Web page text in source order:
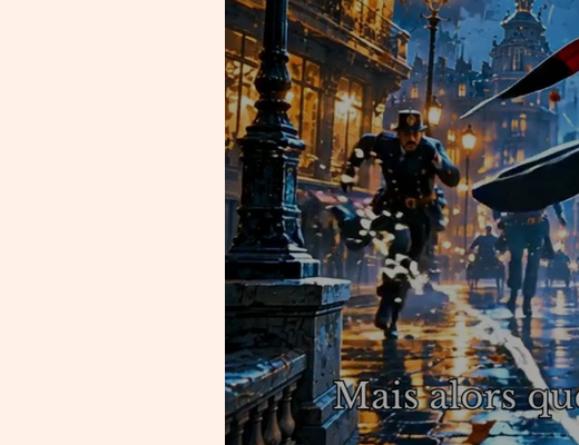
Lupin FLE B1+ : Des escape
games immersifs pour
apprendre le français
autrement